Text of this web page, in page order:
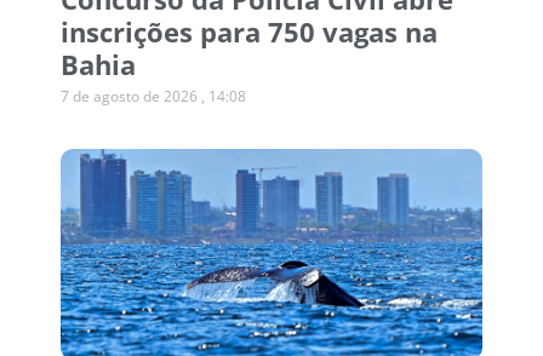
inscrições para 750 vagas na
Bahia
7 de agosto de 2026 14:08